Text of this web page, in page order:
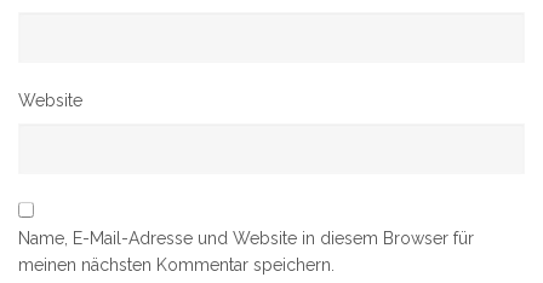
Website
Name, E-Mail-Adresse und Website in diesem Browser für
meinen nächsten Kommentar speichern.